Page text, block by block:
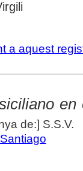
a aquest
de:] S.S.V.